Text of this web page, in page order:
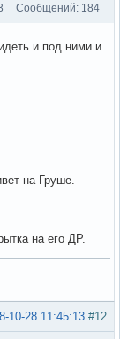
Сообщений: 184
и под ними и
на Груше.
на его ДР.
#12
10-28 11:45:13